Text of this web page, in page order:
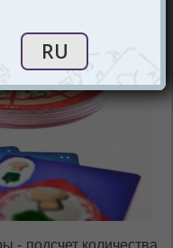
- подсчет количества